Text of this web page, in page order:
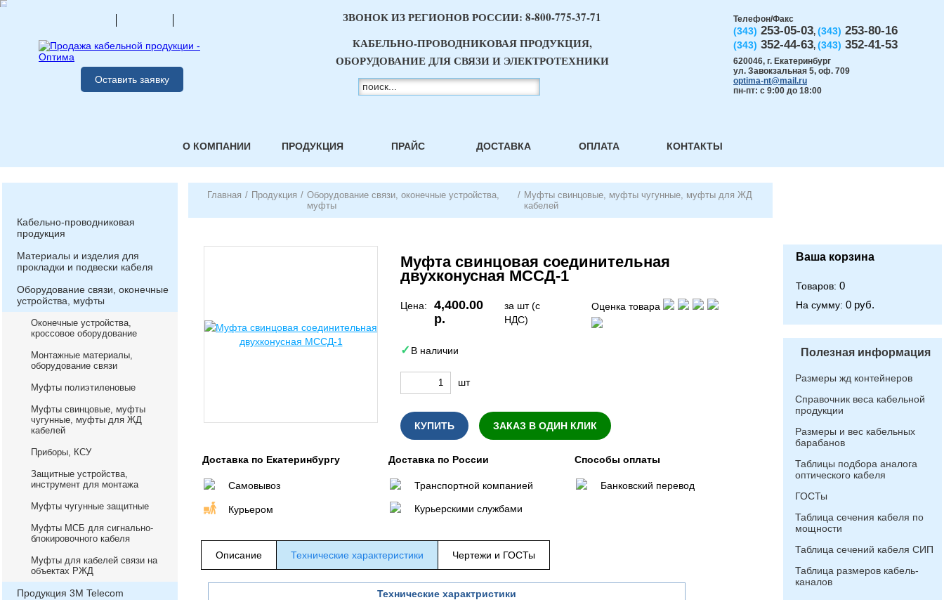
Оставить заявку
Телефон/Факс
(343) 253-05-03, (343) 253-80-16
(343) 352-44-63, (343) 352-41-53
620046, г. Екатеринбург
ул. Завокзальная 5, оф. 709
optima-nt@mail.ru
пн-пт: с 9:00 до 18:00
ЗВОНОК ИЗ РЕГИОНОВ РОССИИ: 8-800-775-37-71
КАБЕЛЬНО-ПРОВОДНИКОВАЯ ПРОДУКЦИЯ,
ОБОРУДОВАНИЕ ДЛЯ СВЯЗИ И ЭЛЕКТРОТЕХНИКИ
О КОМПАНИИ ПРОДУКЦИЯ ПРАЙС ДОСТАВКА ОПЛАТА КОНТАКТЫ
Кабельно-проводниковая
продукция
Материалы и изделия для
прокладки и подвески кабеля
Оборудование связи, оконечные
устройства, муфты
Оконечные устройства,
кроссовое оборудование
Монтажные материалы,
оборудование связи
Муфты полиэтиленовые
Муфты свинцовые, муфты
чугунные, муфты для ЖД
кабелей
Приборы, КСУ
Защитные устройства,
инструмент для монтажа
Муфты чугунные защитные
Муфты МСБ для сигнально-
блокировочного кабеля
Муфты для кабелей связи на
объектах РЖД
Продукция 3М Telecom
Главная / Продукция / Оборудование связи, оконечные устройства,
муфты
/ Муфты свинцовые, муфты чугунные, муфты для ЖД
кабелей
Муфта свинцовая соединительная
двухконусная МССД-1
Цена:
4,400.00
р.
за шт (с
НДС)
Оценка товара
В наличии
шт
КУПИТЬ ЗАКАЗ В ОДИН КЛИК
Доставка по Екатеринбургу
Самовывоз
Курьером
Доставка по России
Транспортной компанией
Курьерскими службами
Способы оплаты
Банковский перевод
Описание Технические характеристики Чертежи и ГОСТы
Технические характристики
Ваша корзина
Товаров: 0
На сумму: 0 руб.
Полезная информация
Размеры жд контейнеров
Справочник веса кабельной
продукции
Размеры и вес кабельных
барабанов
Таблицы подбора аналога
оптического кабеля
ГОСТы
Таблица сечения кабеля по
мощности
Таблица сечений кабеля СИП
Таблица размеров кабель-
каналов